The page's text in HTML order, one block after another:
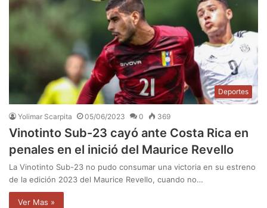
Deportes
Yolimar Scarpita 05/06/2023 0 369
Vinotinto Sub-23 cayó ante Costa Rica en
penales en el inició del Maurice Revello
La Vinotinto Sub-23 no pudo consumar una victoria en su estreno
de la edición 2023 del Maurice Revello, cuando no…
Ver Mas »